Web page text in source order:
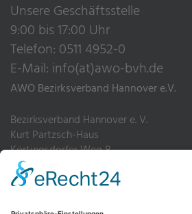
Unsere Geschäftsstelle
9:00 bis 17:00 Uhr
Telefon: 0511 4952-0
E-Mail: info(at)awo-bvh.de
AWO Bezirksverband Hannover e.V.
Bezirksverband Hannover e. V.
Kurt Partzsch-Haus
Körtingsdorfer Weg 8
30455 Hannover